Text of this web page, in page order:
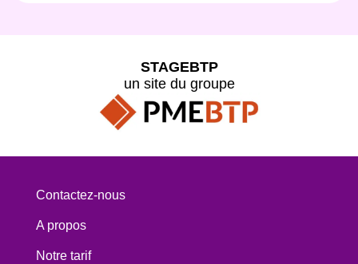
STAGEBTP
un site du groupe
Contactez-nous
A propos
Notre tarif